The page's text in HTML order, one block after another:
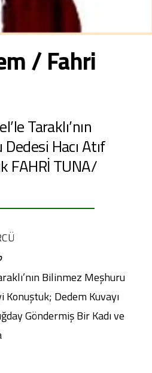
/ Fahri
Taraklı’nın
Hacı Atıf
FAHRİ TUNA/
Bilinmez Meşhuru
Konuştuk; Dedem Kuvayı
Göndermiş Bir Kadı ve